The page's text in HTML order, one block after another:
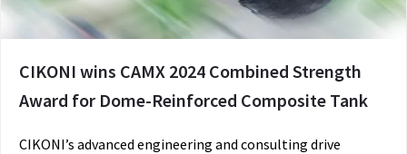
CIKONI wins CAMX 2024 Combined Strength
Award for Dome-Reinforced Composite Tank
CIKONI’s advanced engineering and consulting drive